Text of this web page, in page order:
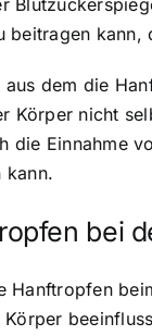
dem die
Körper nicht
die Einnahme
kann.
bei
Hanftropfen